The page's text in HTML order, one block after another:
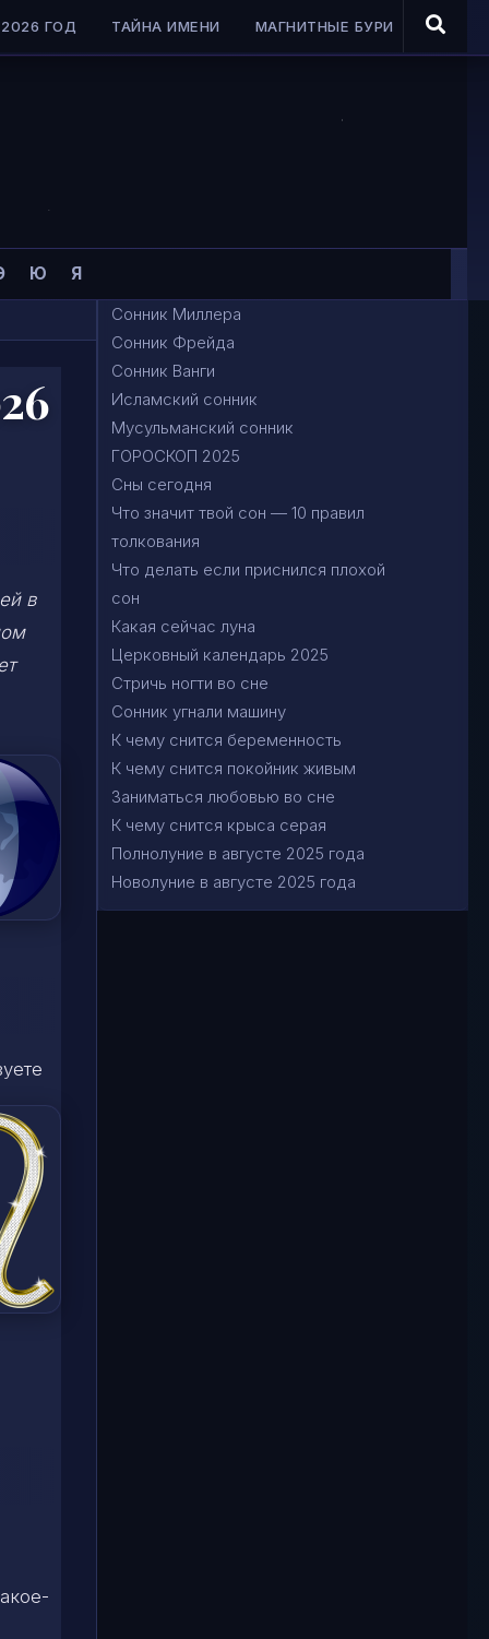
ГОД ТАЙНА ИМЕНИ МАГНИТНЫЕ БУРИ
Ю Я
в
Сонник Миллера
Сонник Фрейда
Сонник Ванги
Исламский сонник
Мусульманский сонник
ГОРОСКОП 2025
Сны сегодня
Что значит твой сон — 10 правил
толкования
Что делать если приснился плохой
сон
Какая сейчас луна
Церковный календарь 2025
Стричь ногти во сне
Сонник угнали машину
К чему снится беременность
К чему снится покойник живым
Заниматься любовью во сне
К чему снится крыса серая
Полнолуние в августе 2025 года
Новолуние в августе 2025 года